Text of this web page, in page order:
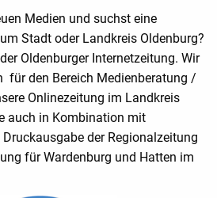
Medien und suchst eine
Stadt oder Landkreis Oldenburg?
Oldenburger Internetzeitung. Wir
für den Bereich Medienberatung /
Onlinezeitung im Landkreis
auch in Kombination mit
der Regionalzeitung
für Wardenburg und Hatten im